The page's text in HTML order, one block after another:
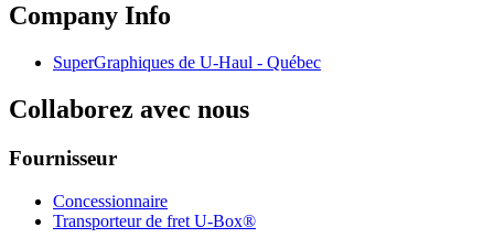
Company Info
SuperGraphiques de U-Haul - Québec
Collaborez avec nous
Fournisseur
Concessionnaire
Transporteur de fret U-Box®